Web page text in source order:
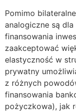
Pomimo
analogiczne są
finansowania
zaakceptować
elastyczność w
prywatny
z różnych
finansowania
pożyczkowa), jak